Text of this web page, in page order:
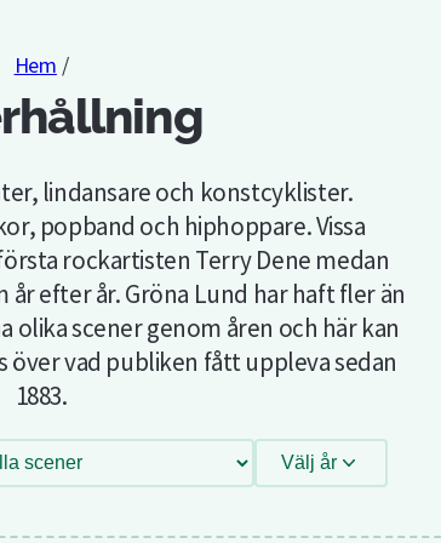
Hem /
lindansare och konstcyklister.
popband och hiphoppare. Vissa
rockartisten Terry Dene medan
år efter år. Gröna Lund har haft fler än
olika scener genom åren och här kan
över vad publiken fått uppleva sedan
1883.
Välj år